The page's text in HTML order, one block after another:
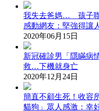
我失去爸媽… 孩子
感動網友：堅強得讓
2020年06月15日
新冠確診男「隱瞞病
救…下機就身亡
2020年12月24日
簡直不顧生死！收容
貓狗」眾人感激：幸